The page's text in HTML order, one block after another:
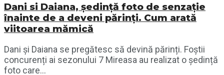
Dani si Daiana, ședință foto de senzație
înainte de a deveni părinți. Cum arată
viitoarea mămică
Dani și Daiana se pregătesc să devină părinți. Foștii
concurenți ai sezonului 7 Mireasa au realizat o ședință
foto care...